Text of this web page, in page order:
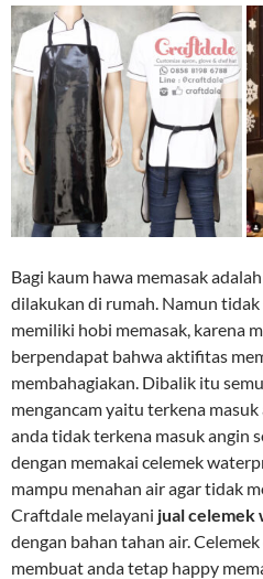
Bagi kaum hawa memasak
dilakukan di rumah. Namun
memiliki hobi memasak, karena
berpendapat bahwa aktifitas
membahagiakan. Dibalik itu
mengancam yaitu terkena masuk
anda tidak terkena masuk angin
dengan memakai celemek
mampu menahan air agar tidak
Craftdale melayani jual
dengan bahan tahan air.
membuat anda tetap happy